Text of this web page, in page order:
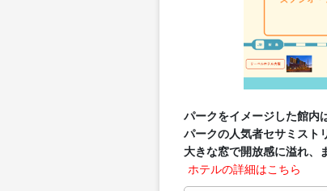
パークをイメージした館内
パークの人気者セサミス
大きな窓で開放感に溢れ、
ホテルの詳細はこちら